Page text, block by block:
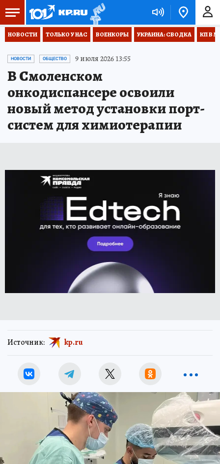
НОВОСТИ ТОЛЬКО У НАС ВОЕНКОРЫ УКРАИНА: СВОДКА КП В
НОВОСТИ ОБЩЕСТВО 9 июля 2026 13:55
В Смоленском
онкодиспансере освоили
новый метод установки порт-
систем для химиотерапии
Источник: kp.ru